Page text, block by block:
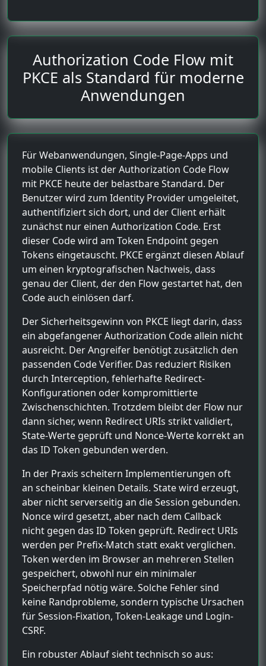
Authorization Code Flow mit
PKCE als Standard für moderne
Anwendungen
Für Webanwendungen, Single-Page-Apps und
mobile Clients ist der Authorization Code Flow
mit PKCE heute der belastbare Standard. Der
Benutzer wird zum Identity Provider umgeleitet,
authentifiziert sich dort, und der Client erhält
zunächst nur einen Authorization Code. Erst
dieser Code wird am Token Endpoint gegen
Tokens eingetauscht. PKCE ergänzt diesen Ablauf
um einen kryptografischen Nachweis, dass
genau der Client, der den Flow gestartet hat, den
Code auch einlösen darf.
Der Sicherheitsgewinn von PKCE liegt darin, dass
ein abgefangener Authorization Code allein nicht
ausreicht. Der Angreifer benötigt zusätzlich den
passenden Code Verifier. Das reduziert Risiken
durch Interception, fehlerhafte Redirect-
Konfigurationen oder kompromittierte
Zwischenschichten. Trotzdem bleibt der Flow nur
dann sicher, wenn Redirect URIs strikt validiert,
State-Werte geprüft und Nonce-Werte korrekt an
das ID Token gebunden werden.
In der Praxis scheitern Implementierungen oft
an scheinbar kleinen Details. State wird erzeugt,
aber nicht serverseitig an die Session gebunden.
Nonce wird gesetzt, aber nach dem Callback
nicht gegen das ID Token geprüft. Redirect URIs
werden per Prefix-Match statt exakt verglichen.
Token werden im Browser an mehreren Stellen
gespeichert, obwohl nur ein minimaler
Speicherpfad nötig wäre. Solche Fehler sind
keine Randprobleme, sondern typische Ursachen
für Session-Fixation, Token-Leakage und Login-
CSRF.
Ein robuster Ablauf sieht technisch so aus: